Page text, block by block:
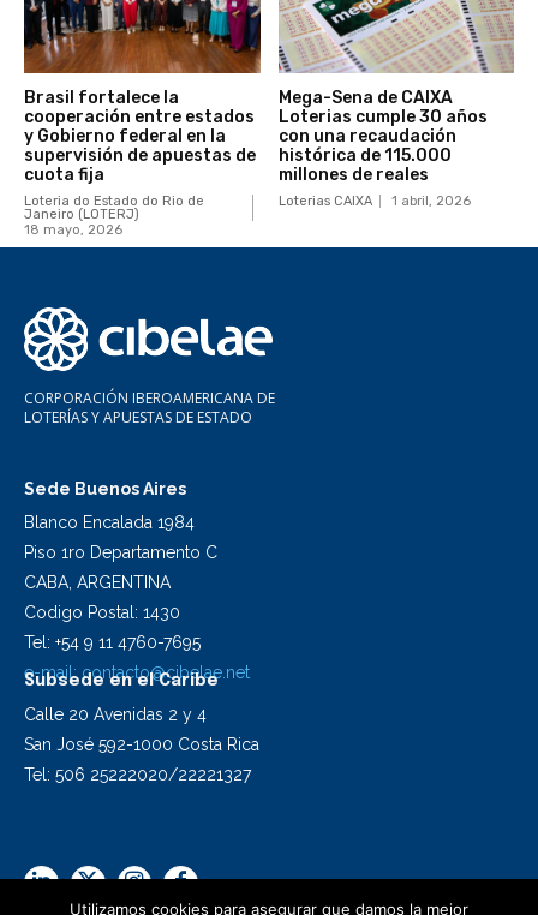
Brasil fortalece la
cooperación entre estados
y Gobierno federal en la
supervisión de apuestas de
cuota fija
Loteria do Estado do Rio de
Janeiro (LOTERJ)
18 mayo, 2026
Mega-Sena de CAIXA
Loterias cumple 30 años
con una recaudación
histórica de 115.000
millones de reales
Loterias CAIXA 1 abril, 2026
CORPORACIÓN IBEROAMERICANA DE
LOTERÍAS Y APUESTAS DE ESTADO
Sede Buenos Aires
Blanco Encalada 1984
Piso 1ro Departamento C
CABA, ARGENTINA
Codigo Postal: 1430
Tel: +54 9 11 4760-7695
e-mail: contacto@cibelae.net
Subsede en el Caribe
Calle 20 Avenidas 2 y 4
San José 592-1000 Costa Rica
Tel: 506 25222020/22221327
Utilizamos cookies para asegurar que damos la mejor